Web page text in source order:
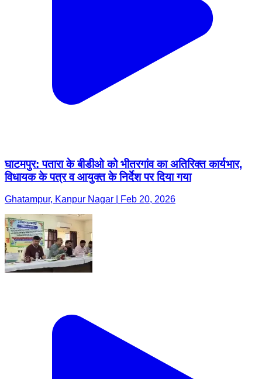
घाटमपुर: पतारा के बीडीओ को भीतरगांव का अतिरिक्त कार्यभार,
विधायक के पत्र व आयुक्त के निर्देश पर दिया गया
Ghatampur, Kanpur Nagar | Feb 20, 2026